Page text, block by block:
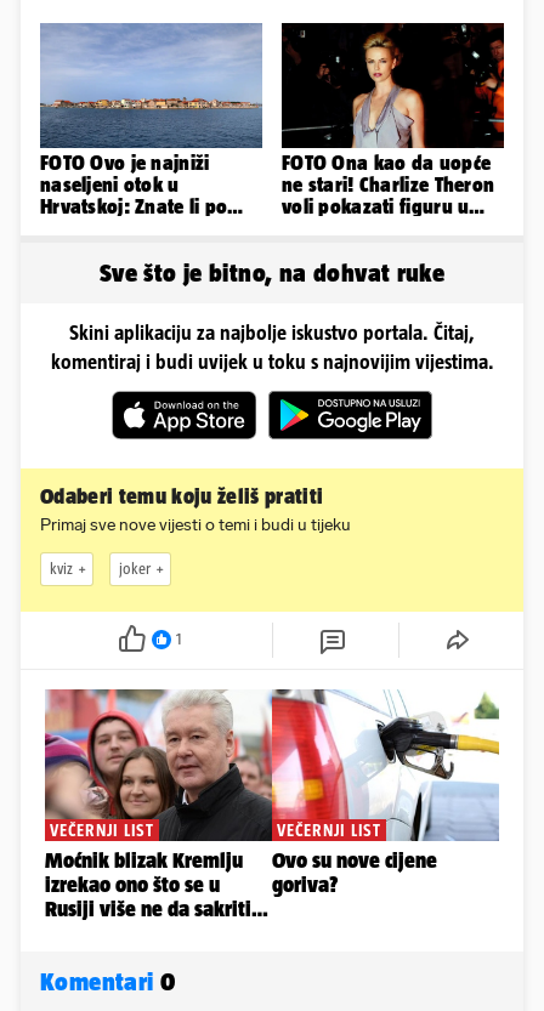
FOTO Ovo je najniži
naseljeni otok u
Hrvatskoj: Znate li po
FOTO Ona kao da uopće
ne stari! Charlize Theron
voli pokazati figuru u
Sve što je bitno, na dohvat ruke
Skini aplikaciju za najbolje iskustvo portala. Čitaj,
komentiraj i budi uvijek u toku s najnovijim vijestima.
Odaberi temu koju želiš pratiti
Primaj sve nove vijesti o temi i budi u tijeku
kviz joker
1
Komentari 0